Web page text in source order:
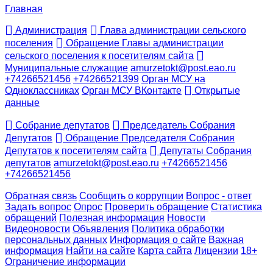
Главная
Администрация
Глава администрации сельского
поселения
Обращение Главы администрации
сельского поселения к посетителям сайта
Муниципальные служащие amurzetokt@post.eao.ru
+74266521456 +74266521399 Орган МСУ на
Одноклассниках Орган МСУ ВКонтакте
Открытые
данные
Собрание депутатов
Председатель Собрания
Депутатов
Обращение Председателя Собрания
Депутатов к посетителям сайта
Депутаты Собрания
депутатов amurzetokt@post.eao.ru +74266521456
+74266521456
Обратная связь Сообщить о коррупции Вопрос - ответ
Задать вопрос Опрос Проверить обращение Статистика
обращений Полезная информация Новости
Видеоновости Объявления Политика обработки
персональных данных Информация о сайте Важная
информация Найти на сайте Карта сайта Лицензии 18+
Ограничение информации